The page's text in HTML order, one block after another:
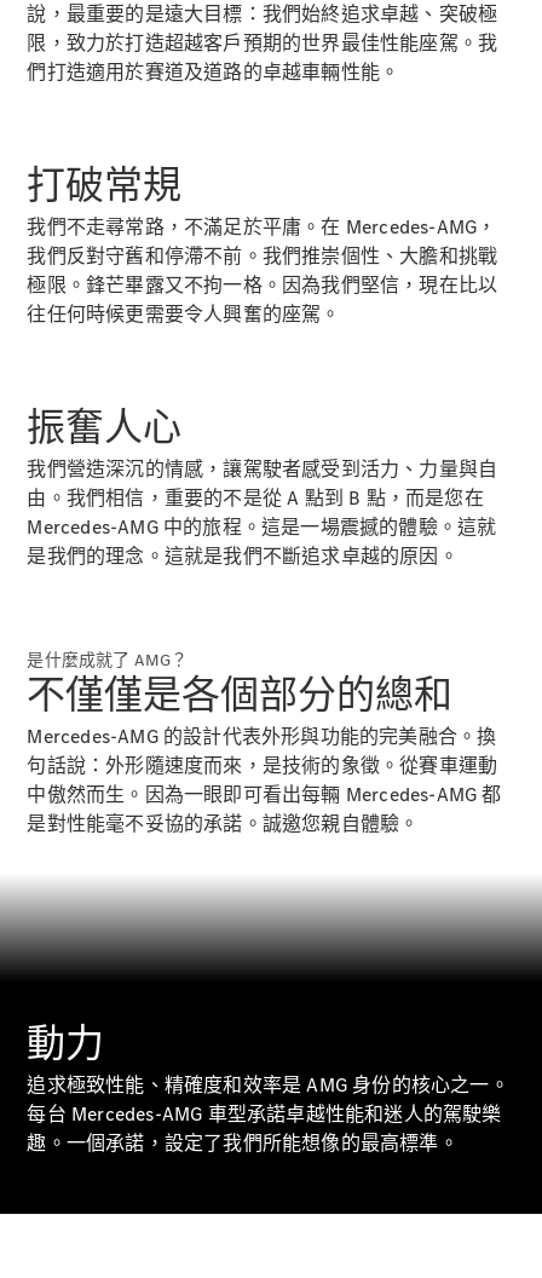
純電動車型
插電式混能車型
All Saloons
C-Class
Saloon
C-
Class
Saloon
全新型號 純電動
E-Class
Mercedes-
Maybach
S-Class
全新型號
SUV
All SUVs
Mercedes-
Maybach
EQS
純電動
GLB
GLB
GLC
純電動
GLC
GLC Coupé
Mercedes-
說，最重要的是遠大目標：我們始終追求卓越、突破極
限，致力於打造超越客戶預期的世界最佳性能座駕。我
們打造適用於賽道及道路的卓越車輛性能。
打破常規
我們不走尋常路，不滿足於平庸。在 Mercedes-AMG，
我們反對守舊和停滯不前。我們推崇個性、大膽和挑戰
極限。鋒芒畢露又不拘一格。因為我們堅信，現在比以
往任何時候更需要令人興奮的座駕。
振奮人心
我們營造深沉的情感，讓駕駛者感受到活力、力量與自
由。我們相信，重要的不是從 A 點到 B 點，而是您在
Mercedes-AMG 中的旅程。這是一場震撼的體驗。這就
是我們的理念。這就是我們不斷追求卓越的原因。
是什麼成就了 AMG？
不僅僅是各個部分的總和
Mercedes-AMG 的設計代表外形與功能的完美融合。換
句話說：外形隨速度而來，是技術的象徵。從賽車運動
中傲然而生。因為一眼即可看出每輛 Mercedes-AMG 都
是對性能毫不妥協的承諾。誠邀您親自體驗。
動力
追求極致性能、精確度和效率是 AMG 身份的核心之一。
每台 Mercedes-AMG 車型承諾卓越性能和迷人的駕駛樂
趣。一個承諾，設定了我們所能想像的最高標準。